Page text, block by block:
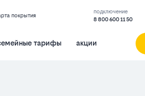
покрытия
подключение
8 800 600 11 50
тарифы акции